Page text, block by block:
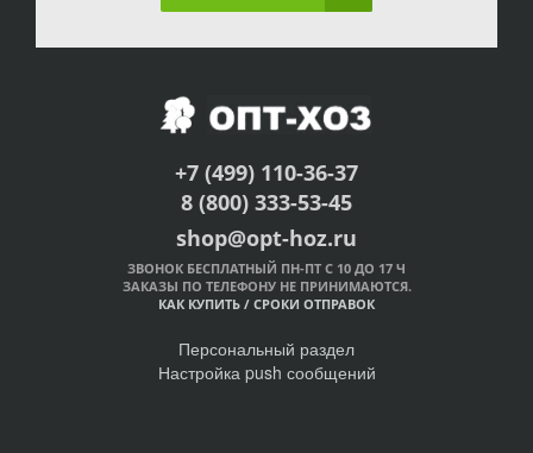
+7 (499) 110-36-37
8 (800) 333-53-45
shop@opt-hoz.ru
ЗВОНОК БЕСПЛАТНЫЙ ПН-ПТ С 10 ДО 17 Ч
ЗАКАЗЫ ПО ТЕЛЕФОНУ НЕ ПРИНИМАЮТСЯ.
КАК КУПИТЬ / СРОКИ ОТПРАВОК
Персональный раздел
Настройка push сообщений